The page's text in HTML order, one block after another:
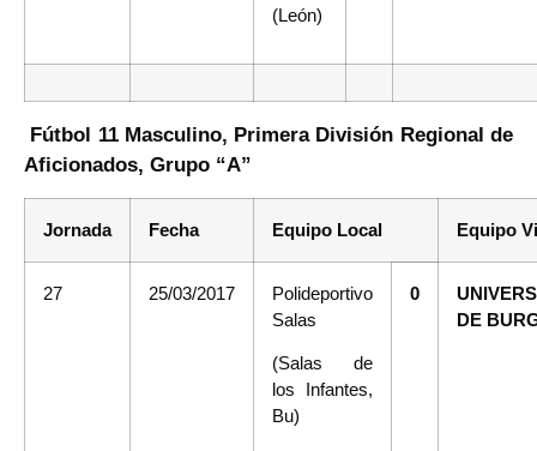
(León)
Fútbol 11 Masculino, Primera División Regional de
Aficionados, Grupo “A”
Jornada Fecha Equipo Local Equipo
27 25/03/2017
Polideportivo
Salas
(Salas de
los Infantes,
Bu)
0
DE